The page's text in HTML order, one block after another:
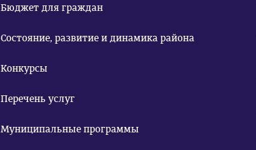
Бюджет для граждан
Состояние, развитие и динамика района
Конкурсы
Перечень услуг
Муниципальные программы